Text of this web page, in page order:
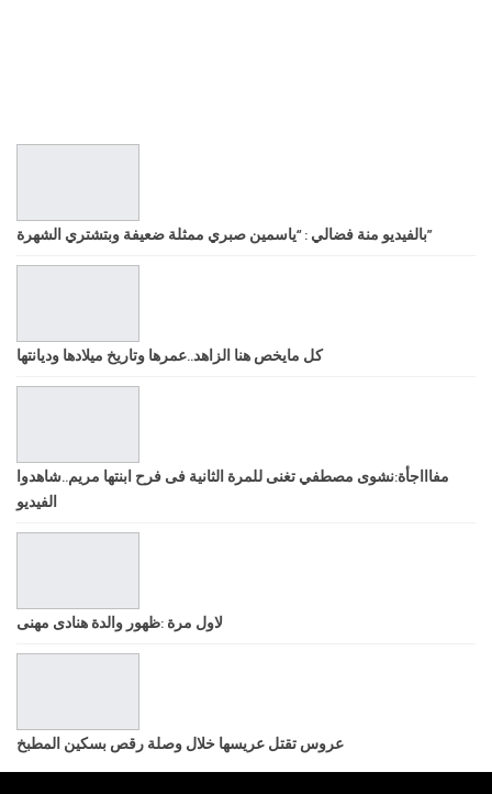
بالفيديو منة فضالي : “ياسمين صبري ممثلة ضعيفة وبتشتري الشهرة”
كل مايخص هنا الزاهد..عمرها وتاريخ ميلادها وديانتها
مفاااجأة:نشوى مصطفي تغنى للمرة الثانية فى فرح ابنتها مريم..شاهدوا
الفيديو
لاول مرة :ظهور والدة هنادى مهنى
عروس تقتل عريسها خلال وصلة رقص بسكين المطبخ